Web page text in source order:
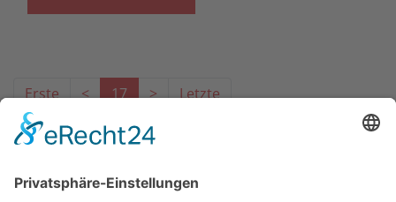
Erste < 17 > Letzte
Das Projekt zur Implementierung der Einheitlichen